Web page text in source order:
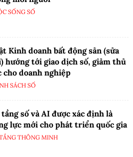
SỐNG SỐ
Kinh doanh bất động sản (sửa
hướng tới giao dịch số, giảm thủ
cho doanh nghiệp
SÁCH SỐ
tầng số và AI được xác định là
lực mới cho phát triển quốc gia
THÔNG MINH